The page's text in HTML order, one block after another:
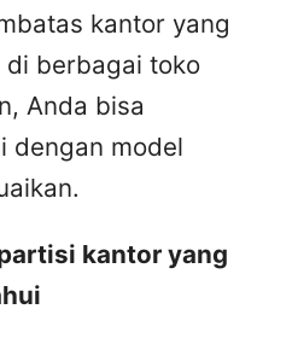
kantor yang
berbagai toko
Anda bisa
dengan model
kantor yang